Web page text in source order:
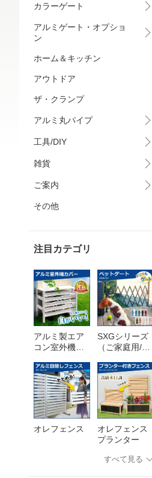
カラーゲート
アルミゲート・オプショ
ン
ホーム＆キッチン
アウトドア
ザ・クランプ
アルミ丸パイプ
工具/DIY
雑貨
ご案内
その他
注目カテゴリ
アルミ製エア
コン室外機カ
SXGシリーズ
（ご家庭用/ペ
オレフェンス
オレフェンス
プランター
すべて見る